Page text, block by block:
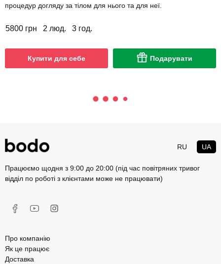
процедур догляду за тілом для нього та для неї.
5800 грн 2 люд. 3 год.
Купити для себе Подарувати
RU UA
Працюємо щодня з 9:00 до 20:00 (під час повітряних тривог
відділ по роботі з клієнтами може не працювати)
Про компанію
Як це працює
Доставка